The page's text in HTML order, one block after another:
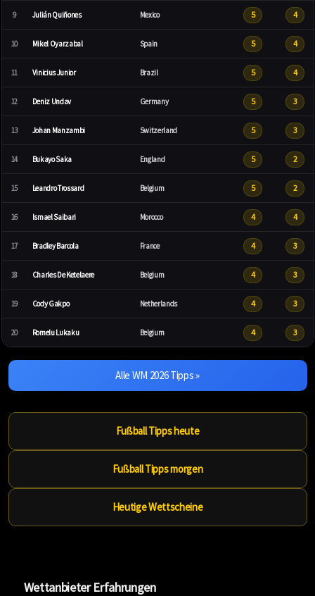
9 Julián Quiñones Mexico 5 4
10 Mikel Oyarzabal Spain 5 4
11 Vinicius Junior Brazil 5 4
12 Deniz Undav Germany 5 3
13 Johan Manzambi Switzerland 5 3
14 Bukayo Saka England 5 2
15 Leandro Trossard Belgium 5 2
16 Ismael Saibari Morocco 4 4
17 Bradley Barcola France 4 3
18 Charles De Ketelaere Belgium 4 3
19 Cody Gakpo Netherlands 4 3
20 Romelu Lukaku Belgium 4 3
Alle WM 2026 Tipps »
Fußball Tipps heute
Fußball Tipps morgen
Heutige Wettscheine
Wettanbieter Erfahrungen